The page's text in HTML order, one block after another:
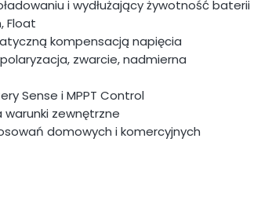
i wydłużający żywotność baterii
Float
kompensacją napięcia
zwarcie, nadmierna
Sense i MPPT Control
zewnętrzne
domowych i komercyjnych